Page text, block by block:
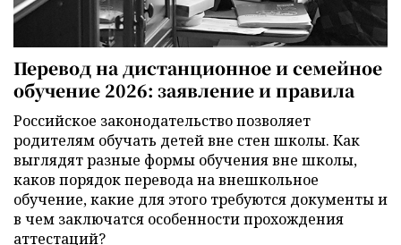
Перевод на дистанционное и семейное
обучение 2026: заявление и правила
Российское законодательство позволяет
родителям обучать детей вне стен школы. Как
выглядят разные формы обучения вне школы,
каков порядок перевода на внешкольное
обучение, какие для этого требуются документы и
в чем заключатся особенности прохождения
аттестаций?